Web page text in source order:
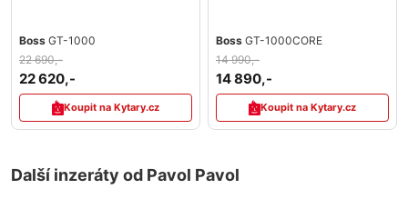
Boss GT-1000
22 690,-
22 620,-
Koupit na Kytary.cz
Boss GT-1000CORE
14 990,-
14 890,-
Koupit na Kytary.cz
Další inzeráty od Pavol Pavol